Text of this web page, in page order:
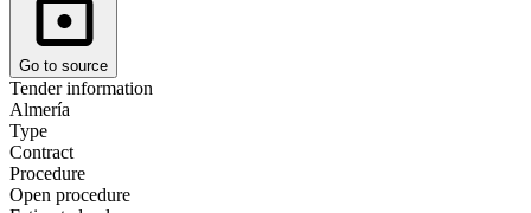
Go to source
Tender information
Almería
Type
Contract
Procedure
Open procedure